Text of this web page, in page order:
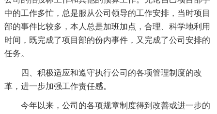
中的工作多忙，总是服从公司领导的工作安排，当时项目
部的事件比较多，本人总是加班加点，合理、科学地利用
时间，既完成了项目部的份内事件，又完成了公司安排的
任务。
四、积极适应和遵守执行公司的各项管理制度的改
革，进一步加强工作责任感。
今年以来，公司的各项规章制度得到改善或进一步的